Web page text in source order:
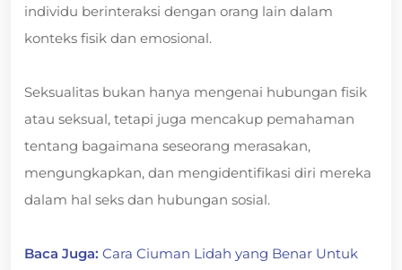
individu berinteraksi dengan orang lain dalam
konteks fisik dan emosional.
Seksualitas bukan hanya mengenai hubungan fisik
atau seksual, tetapi juga mencakup pemahaman
tentang bagaimana seseorang merasakan,
mengungkapkan, dan mengidentifikasi diri mereka
dalam hal seks dan hubungan sosial.
Baca Juga: Cara Ciuman Lidah yang Benar Untuk